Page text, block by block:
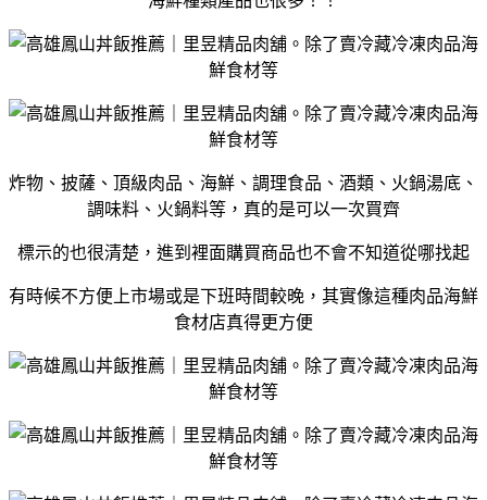
炸物、披薩、頂級肉品、海鮮、調理食品、酒類、火鍋湯底、
調味料、火鍋料等，真的是可以一次買齊
標示的也很清楚，進到裡面購買商品也不會不知道從哪找起
有時候不方便上市場或是下班時間較晚，其實像這種肉品海鮮
食材店真得更方便